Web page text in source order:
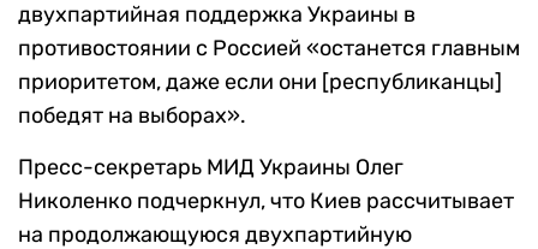
двухпартийная поддержка Украины в
противостоянии с Россией «останется главным
приоритетом, даже если они [республиканцы]
победят на выборах».
Пресс-секретарь МИД Украины Олег
Николенко подчеркнул, что Киев рассчитывает
на продолжающуюся двухпартийную